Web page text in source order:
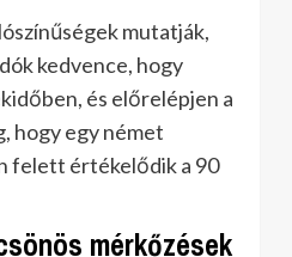
mutatják,
kedvence, hogy
és előrelépjen a
hogy egy német
felett értékelődik a 90
mérkőzések